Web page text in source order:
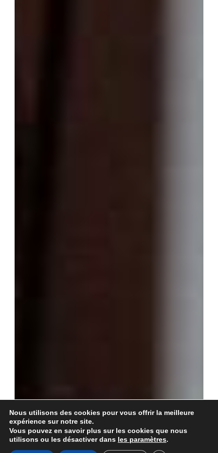
Nous utilisons des cookies pour vous offrir la meilleure
expérience sur notre site.
Vous pouvez en savoir plus sur les cookies que nous
utilisons ou les désactiver dans les paramètres.